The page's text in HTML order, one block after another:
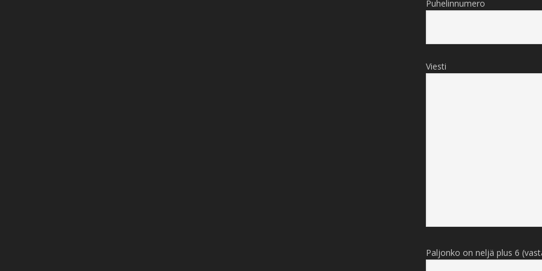
Puhelinnumero
Viesti
Paljonko on neljä plus 6